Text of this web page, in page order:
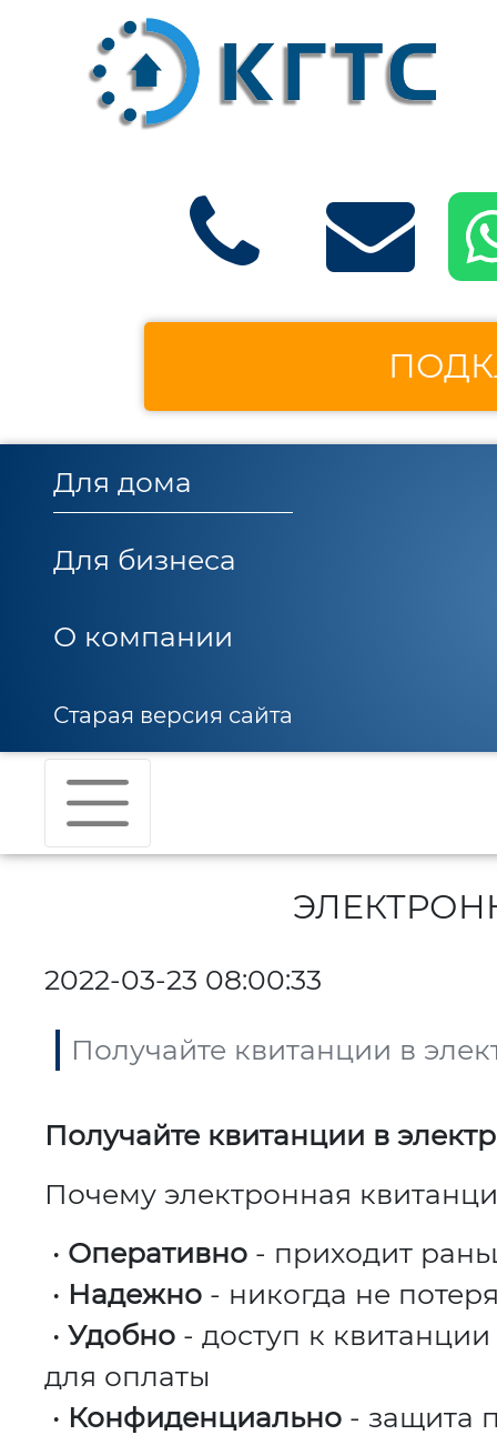
Для дома
Для бизнеса
О компании
Старая версия сайта
2022-03-23 08:00:33
Получайте квитанции в
Получайте квитанции в
Почему электронная
• Оперативно- приходит
• Надежно- никогда не
• Удобно- доступ к
для оплаты
• Конфиденциально- защита